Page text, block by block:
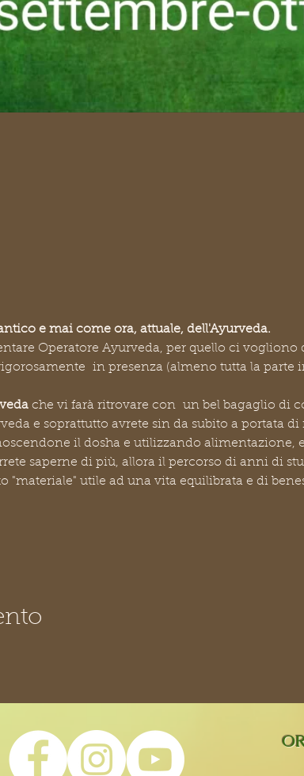
e mai come ora, attuale, dell'Ayurveda.
Operatore Ayurveda, per quello ci vogliono
in presenza (almeno tutta la parte
che vi farà ritrovare con  un bel bagaglio di
e soprattutto avrete sin da subito a portata
il dosha e utilizzando alimentazione,
saperne di più, allora il percorso di anni di
"materiale" utile ad una vita equilibrata e di